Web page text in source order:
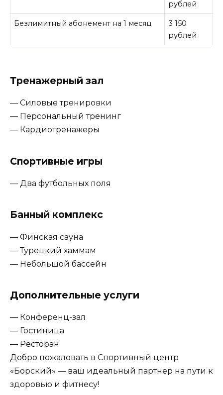
рублей
Безлимитный абонемент на 1 месяц
3 150
рублей
Тренажерный зал
— Силовые тренировки
— Персональный тренинг
— Кардиотренажеры
Спортивные игры
— Два футбольных поля
Банный комплекс
— Финская сауна
— Турецкий хаммам
— Небольшой бассейн
Дополнительные услуги
— Конференц-зал
— Гостиница
— Ресторан
Добро пожаловать в Спортивный центр
«Борский» — ваш идеальный партнер на пути к
здоровью и фитнесу!